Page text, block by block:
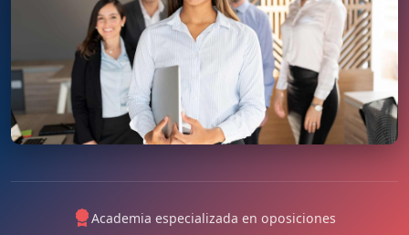
Academia especializada en oposiciones